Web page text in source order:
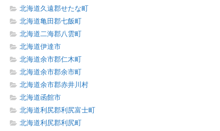
北海道久遠郡せたな町
北海道亀田郡七飯町
北海道二海郡八雲町
北海道伊達市
北海道余市郡仁木町
北海道余市郡余市町
北海道余市郡赤井川村
北海道函館市
北海道利尻郡利尻富士町
北海道利尻郡利尻町